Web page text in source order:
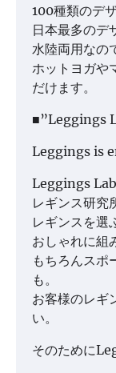
100種類のデ
日本最多のデ
水陸両用なの
ホットヨガや
だけます。
■”Leggings
Leggings is
Leggings
レギンス研究
レギンスを選
おしゃれに組
もちろんスポ
も。
お客様のレギ
い。
そのために